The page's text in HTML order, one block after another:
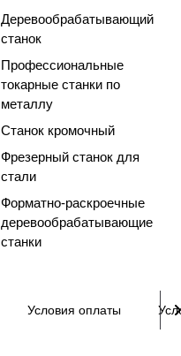
Деревообрабатывающий
станок
Профессиональные
токарные станки по
металлу
Станок кромочный
Фрезерный станок для
стали
Форматно-раскроечные
деревообрабатывающие
станки
Условия оплаты